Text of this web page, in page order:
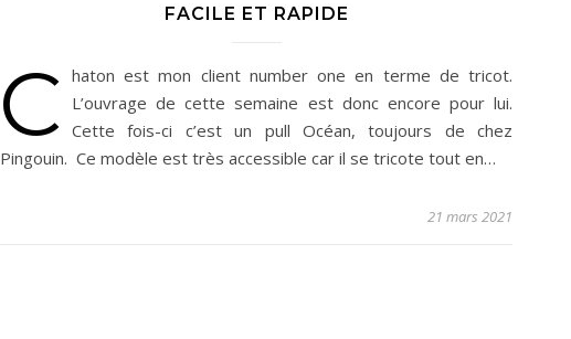
FACILE ET RAPIDE
C haton est mon client number one en terme de tricot.
L’ouvrage de cette semaine est donc encore pour lui.
Cette fois-ci c’est un pull Océan, toujours de chez
Pingouin. Ce modèle est très accessible car il se tricote tout en…
21 mars 2021